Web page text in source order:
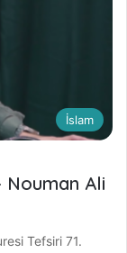
İslam
Nouman Ali
Tefsiri 71.